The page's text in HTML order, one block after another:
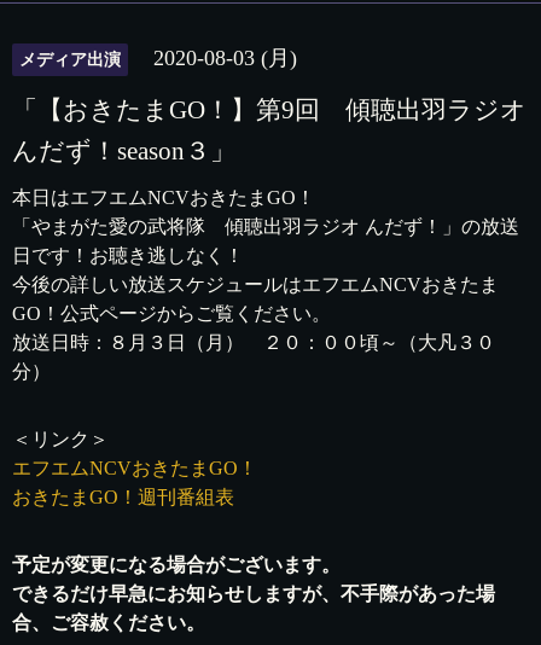
メディア出演 2020-08-03 (月)
「【おきたまGO！】第9回 傾聴出羽ラジオ
んだず！season３」
本日はエフエムNCVおきたまGO！
「やまがた愛の武将隊 傾聴出羽ラジオ んだず！」の放送
日です！お聴き逃しなく！
今後の詳しい放送スケジュールはエフエムNCVおきたま
GO！公式ページからご覧ください。
放送日時：８月３日（月） ２０：００頃～（大凡３０
分）
＜リンク＞
エフエムNCVおきたまGO！
おきたまGO！週刊番組表
予定が変更になる場合がございます。
できるだけ早急にお知らせしますが、不手際があった場
合、ご容赦ください。